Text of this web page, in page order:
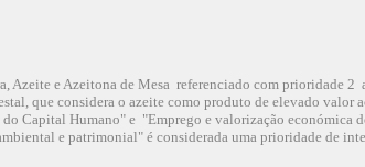
e Azeitona de Mesa referenciado com prioridade
que considera o azeite como produto de elevado valor
Humano" e "Emprego e valorização económica
e patrimonial" é considerada uma prioridade de